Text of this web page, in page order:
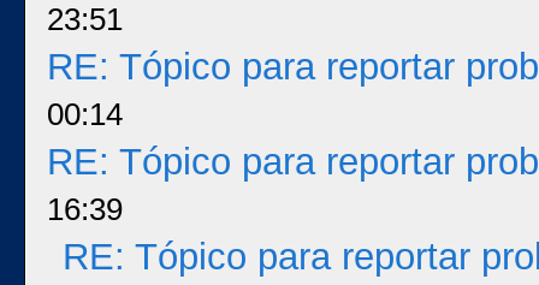
23:51
RE: Tópico para reportar
00:14
RE: Tópico para reportar
16:39
RE: Tópico para reportar